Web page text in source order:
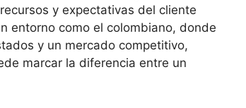
y expectativas del cliente
entorno como el colombiano, donde
y un mercado competitivo,
marcar la diferencia entre un